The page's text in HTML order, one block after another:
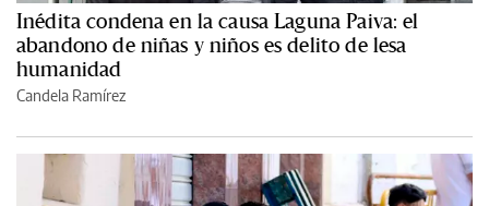
Inédita condena en la causa Laguna Paiva: el
abandono de niñas y niños es delito de lesa
humanidad
Candela Ramírez